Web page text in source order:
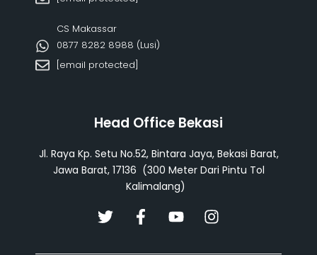
CS Makassar
0877 8282 8988 (Lusi)
[email protected]
Head Office Bekasi
Jl. Raya Kp. Setu No.52, Bintara Jaya, Bekasi Barat,
Jawa Barat, 17136 (300 Meter Dari Pintu Tol
Kalimalang)
T
F
Y
I